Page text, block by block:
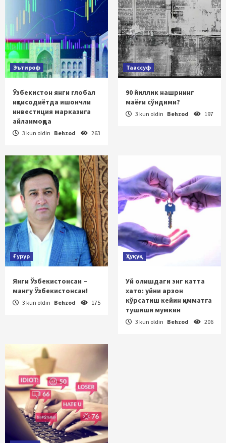
Эътироф
Ўзбекистон янги глобал
иқтисодиётда ишончли
инвестиция марказига
айланмоқда
3 kun oldin Behzod 263
Таассуф
90 йиллик нашрнинг
маёғи сўндими?
3 kun oldin Behzod 197
Ғурур
Янги Ўзбекистонсан –
мангу Ўзбекистонсан!
3 kun oldin Behzod 175
Ҳуқуқ
Уй олишдаги энг катта
хато: уйни арзон
кўрсатиш кейин қимматга
тушиши мумкин
3 kun oldin Behzod 206